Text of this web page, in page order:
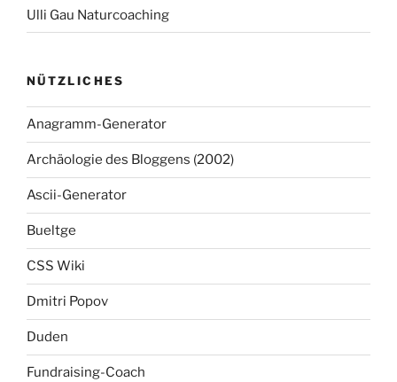
Ulli Gau Naturcoaching
NÜTZLICHES
Anagramm-Generator
Archäologie des Bloggens (2002)
Ascii-Generator
Bueltge
CSS Wiki
Dmitri Popov
Duden
Fundraising-Coach